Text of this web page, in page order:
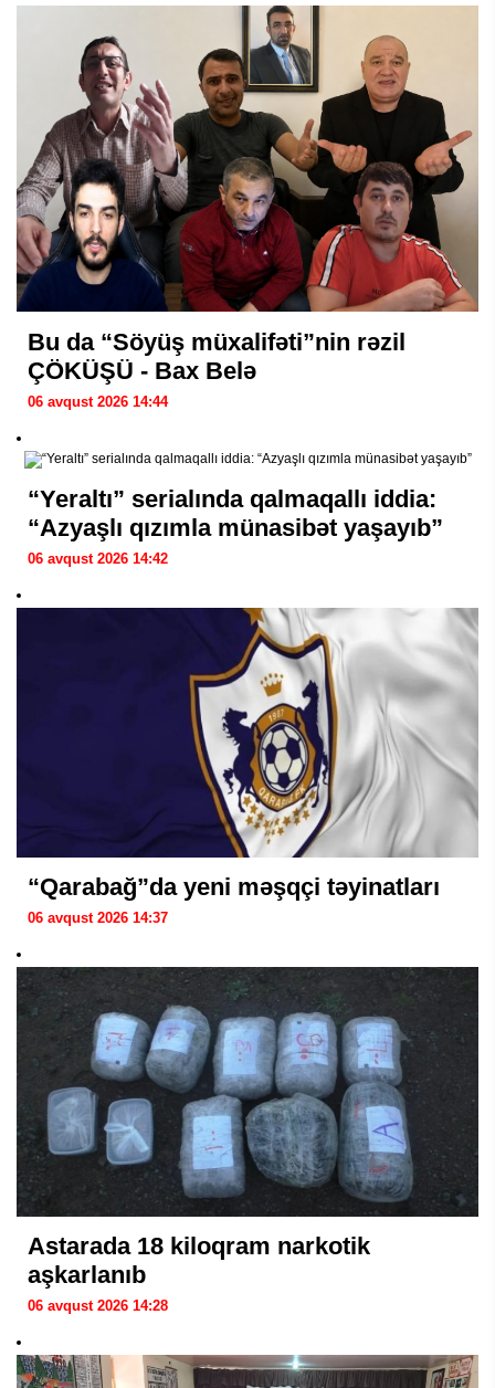
Bu da “Söyüş müxalifəti”nin rəzil
ÇÖKÜŞÜ - Bax Belə
06 avqust 2026 14:44
“Yeraltı” serialında qalmaqallı iddia:
“Azyaşlı qızımla münasibət yaşayıb”
06 avqust 2026 14:42
“Qarabağ”da yeni məşqçi təyinatları
06 avqust 2026 14:37
Astarada 18 kiloqram narkotik
aşkarlanıb
06 avqust 2026 14:28